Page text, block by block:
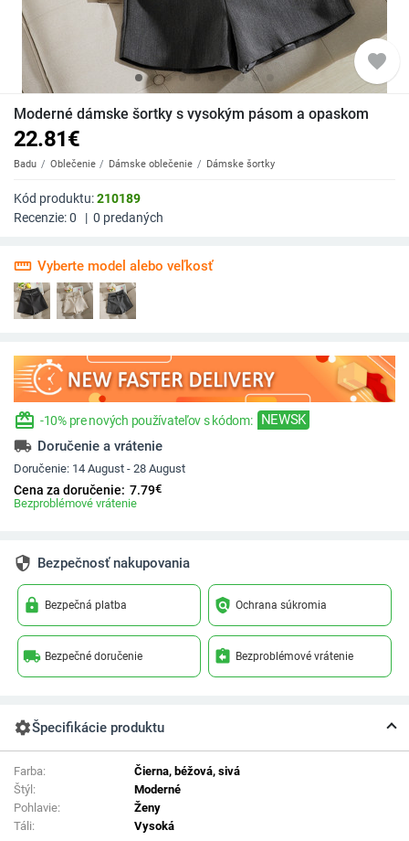
favorite
Moderné dámske šortky s vysokým pásom a opaskom
22.81€
Badu Oblečenie Dámske oblečenie Dámske šortky
Kód produktu:210189
Recenzie:0 | 0 predaných
straighten Vyberte model alebo veľkosť
redeem -10% pre nových používateľov s kódom: NEWSK
local_shipping Doručenie a vrátenie
Doručenie: 14 August - 28 August
Cena za doručenie: 7.79€
Bezproblémové vrátenie
security Bezpečnosť nakupovania
lock Bezpečná platba policy Ochrana súkromia
local_shipping Bezpečné doručenie assignment_return Bezproblémové vrátenie
settingsŠpecifikácie produktu
Farba:
Čierna, béžová, sivá
Štýl:
Moderné
Pohlavie:
Ženy
Táli:
Vysoká